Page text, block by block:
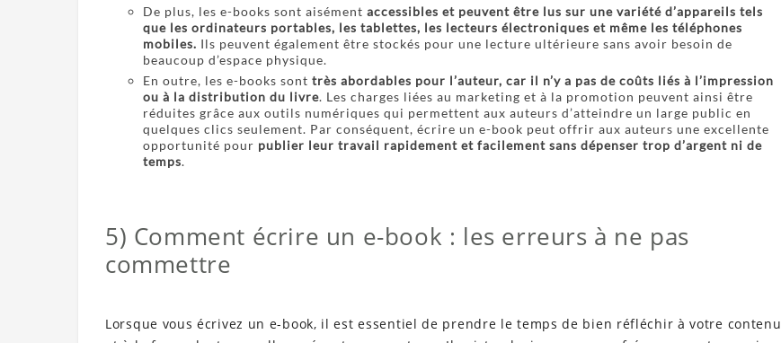
De plus, les e-books sont aisément accessibles et peuvent être lus sur une variété d’appareils tels
que les ordinateurs portables, les tablettes, les lecteurs électroniques et même les téléphones
mobiles. Ils peuvent également être stockés pour une lecture ultérieure sans avoir besoin de
beaucoup d’espace physique.
En outre, les e-books sont très abordables pour l’auteur, car il n’y a pas de coûts liés à l’impression
ou à la distribution du livre. Les charges liées au marketing et à la promotion peuvent ainsi être
réduites grâce aux outils numériques qui permettent aux auteurs d’atteindre un large public en
quelques clics seulement. Par conséquent, écrire un e-book peut offrir aux auteurs une excellente
opportunité pour publier leur travail rapidement et facilement sans dépenser trop d’argent ni de
temps.
5) Comment écrire un e-book : les erreurs à ne pas
commettre
Lorsque vous écrivez un e-book, il est essentiel de prendre le temps de bien réfléchir à votre contenu